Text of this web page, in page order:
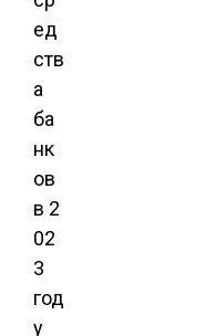
ед
ств
а
ба
нк
ов
в 2
02
3
год
у